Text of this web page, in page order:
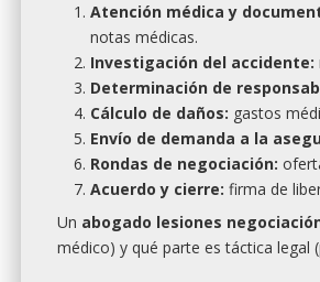
Atención médica y
notas médicas.
Investigación del accidente:
Determinación de
Cálculo de daños: gastos
Envío de demanda a la
Rondas de negociación:
Acuerdo y cierre: firma de
Un abogado lesiones
médico) y qué parte es táctica legal